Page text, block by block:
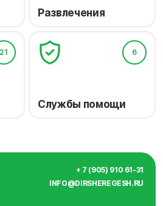
Развлечения
21 6
Службы помощи
+ 7 (905) 910 61-31
INFO@DIRSHEREGESH.RU